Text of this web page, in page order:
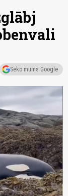
Seko mums Google